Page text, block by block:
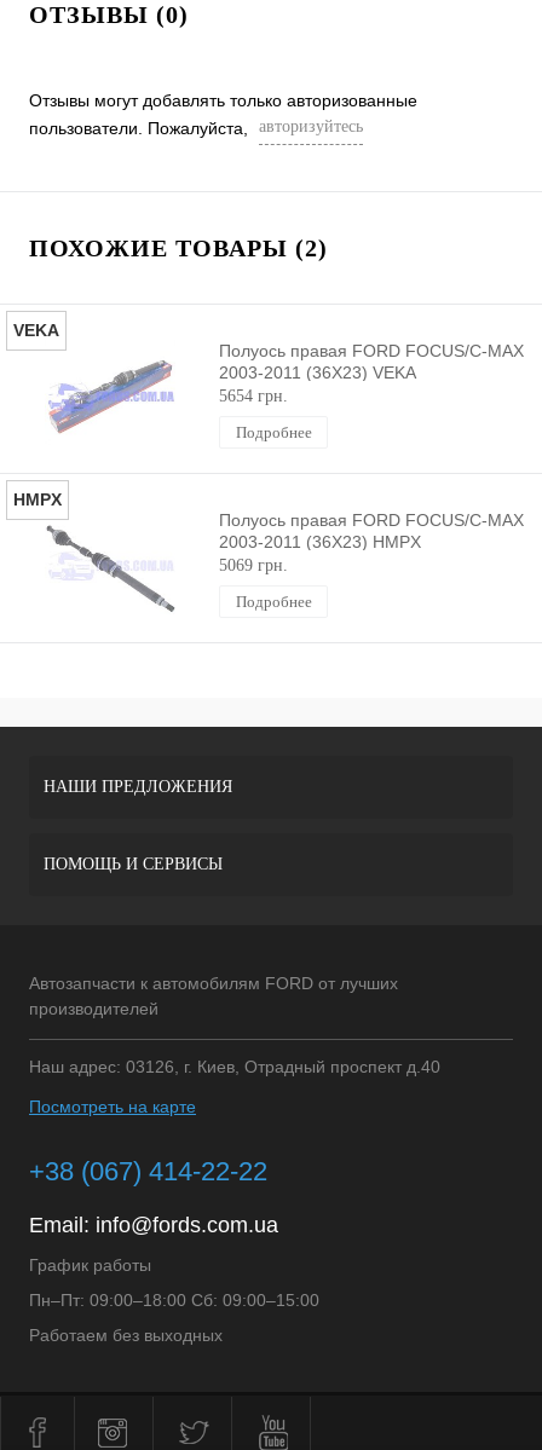
ОТЗЫВЫ (0)
Отзывы могут добавлять только авторизованные
пользователи. Пожалуйста,
авторизуйтесь
ПОХОЖИЕ ТОВАРЫ (2)
VEKA
Полуось правая FORD FOCUS/C-MAX
2003-2011 (36X23) VEKA
5654 грн.
Подробнее
HMPX
Полуось правая FORD FOCUS/C-MAX
2003-2011 (36X23) HMPX
5069 грн.
Подробнее
НАШИ ПРЕДЛОЖЕНИЯ
ПОМОЩЬ И СЕРВИСЫ
Автозапчасти к автомобилям FORD от лучших
производителей
Наш адрес: 03126, г. Киев, Отрадный проспект д.40
Посмотреть на карте
+38 (067) 414-22-22
Email: info@fords.com.ua
График работы
Пн–Пт: 09:00–18:00 Сб: 09:00–15:00
Работаем без выходных